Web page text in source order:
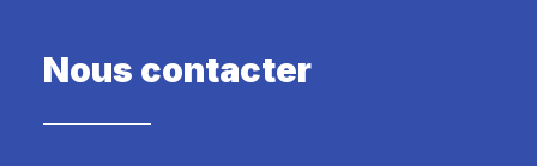
Nous contacter